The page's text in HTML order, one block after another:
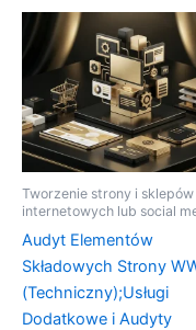
Tworzenie strony i sklepów
internetowych lub social
Audyt Elementów
Składowych Strony
(Techniczny);Usługi
Dodatkowe i Audyty